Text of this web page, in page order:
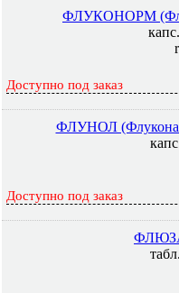
ФЛУКОНОРМ
Доступно под заказ
ФЛУНОЛ
Доступно под заказ